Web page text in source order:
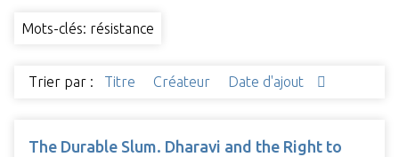
Mots-clés: résistance
Trier par : Titre Créateur Date d'ajout
The Durable Slum. Dharavi and the Right to